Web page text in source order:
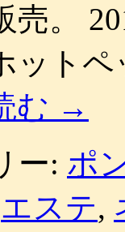
売。
ット
む →
ー: ポ
エステ,